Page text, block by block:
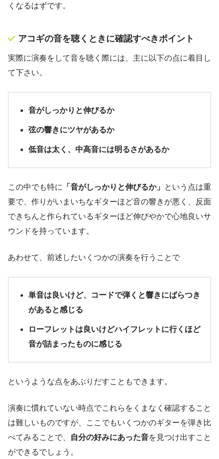
くなるはずです。
アコギの音を聴くときに確認すべきポイント
実際に演奏をして音を聴く際には、主に以下の点に着目し
て下さい。
音がしっかりと伸びるか
弦の響きにツヤがあるか
低音は太く、中高音には明るさがあるか
この中でも特に 「音がしっかりと伸びるか」 という点は重
要で、作りがいまいちなギターほど音の響きが悪く、反面
できちんと作られているギターほど伸びやかで心地良いサ
ウンドを持っています。
あわせて、前述したいくつかの演奏を行うことで
単音は良いけど、コードで弾くと響きにばらつき
があると感じる
ローフレットは良いけどハイフレットに行くほど
音が詰まったものに感じる
というような点をあぶりだすこともできます。
演奏に慣れていない時点でこれらをくまなく確認すること
は難しいものですが、ここでもいくつかのギターを弾き比
べてみることで、
自分の好みにあった音を見つけ出すこと
ができるでしょう。